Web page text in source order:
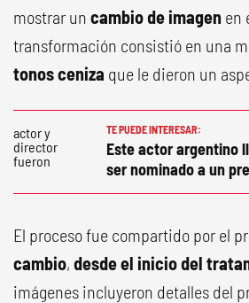
mostrar un cambio de imagen en
transformación consistió en una
tonos ceniza que le dieron un
TE PUEDE INTERESAR:
Este actor argentino
ser nominado a un
El proceso fue compartido por el
cambio, desde el inicio del
imágenes incluyeron detalles del